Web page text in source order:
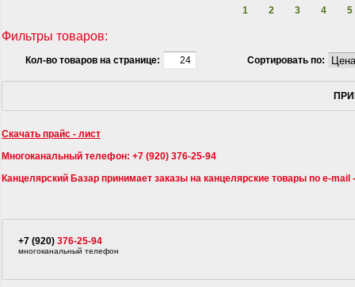
1 2 3 4 5
Фильтры товаров:
Кол-во товаров на странице: Сортировать по:
Скачать прайс - лист
Многоканальный телефон: +7 (920) 376-25-94
Канцелярский Базар принимает заказы на канцелярские товары по e-mail
+7 (920) 376-25-94
многоканальный телефон